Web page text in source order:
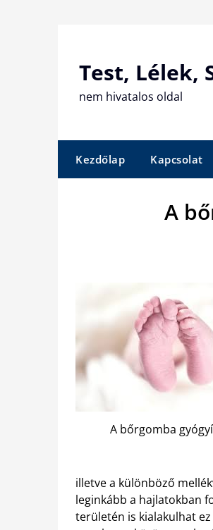
Test, Lélek,
nem hivatalos oldal
Kezdőlap Kapcsolat
A
A bőrgomba
illetve a különböző
leginkább a hajlatokban
területén is kialakulhat